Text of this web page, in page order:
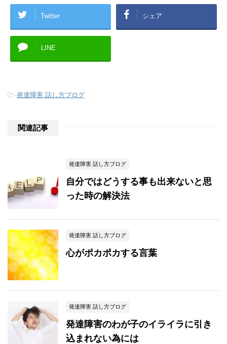
Twitter シェア
LINE
-発達障害 話し方ブログ
関連記事
発達障害 話し方ブログ
自分ではどうする事も出来ないと思
った時の解決法
発達障害 話し方ブログ
心がポカポカする言葉
発達障害 話し方ブログ
発達障害のわが子のイライラに引き
込まれない為には